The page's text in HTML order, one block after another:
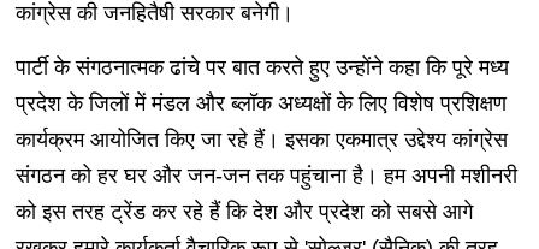
कांग्रेस की जनहितैषी सरकार बनेगी।
पार्टी के संगठनात्मक ढांचे पर बात करते हुए उन्होंने कहा कि पूरे मध्य
प्रदेश के जिलों में मंडल और ब्लॉक अध्यक्षों के लिए विशेष प्रशिक्षण
कार्यक्रम आयोजित किए जा रहे हैं। इसका एकमात्र उद्देश्य कांग्रेस
संगठन को हर घर और जन-जन तक पहुंचाना है। हम अपनी मशीनरी
को इस तरह ट्रेंड कर रहे हैं कि देश और प्रदेश को सबसे आगे